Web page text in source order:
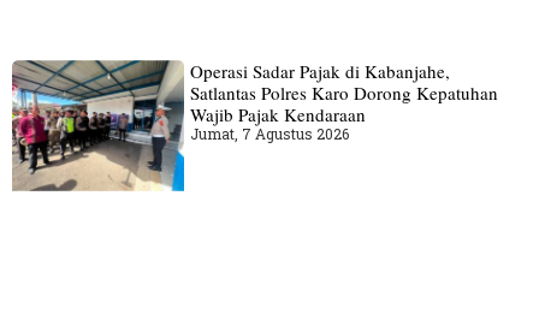
Operasi Sadar Pajak di Kabanjahe,
Satlantas Polres Karo Dorong Kepatuhan
Wajib Pajak Kendaraan
Jumat, 7 Agustus 2026